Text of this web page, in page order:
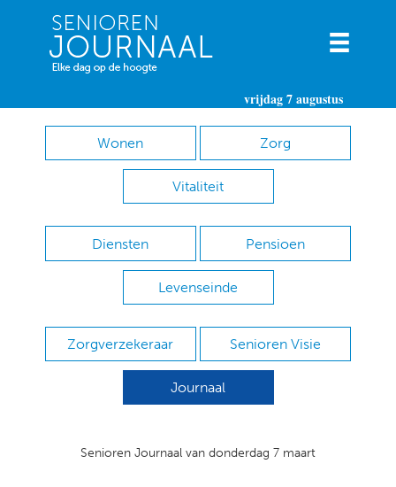
vrijdag 7 augustus
Wonen Zorg
Vitaliteit
Diensten Pensioen
Levenseinde
Zorgverzekeraar Senioren Visie
Journaal
Senioren Journaal van donderdag 7 maart